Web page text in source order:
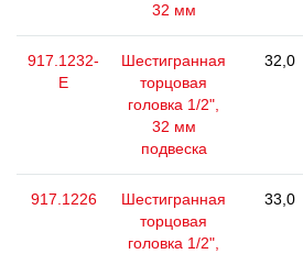
32 мм
917.1232-
E
Шестигранная
торцовая
головка 1/2",
32 мм
подвеска
32,0
917.1226
Шестигранная
торцовая
головка 1/2",
33,0